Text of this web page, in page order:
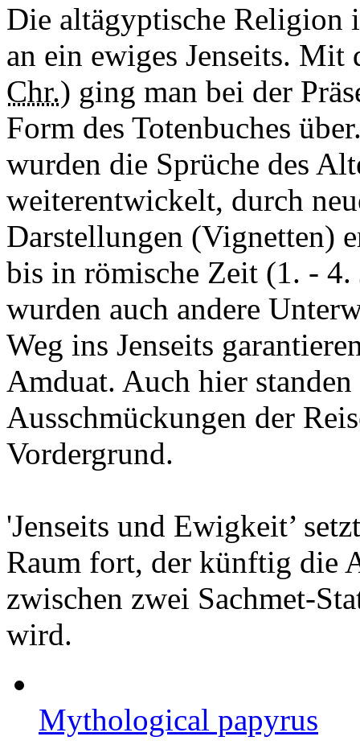
Die altägyptische Religion
an ein ewiges Jenseits.
Chr.) ging man bei der
Form des Totenbuches
wurden die Sprüche des
weiterentwickelt, durch
Darstellungen (Vignetten)
bis in römische Zeit (1. -
wurden auch andere
Weg ins Jenseits
Amduat. Auch hier
Ausschmückungen der
Vordergrund.
'Jenseits und Ewigkeit’
Raum fort, der künftig die
zwischen zwei Sachmet-
wird.
Mythological papyrus